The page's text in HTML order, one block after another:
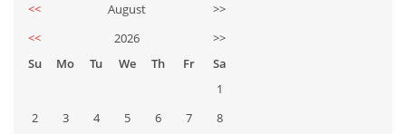
<< August
>>
<<
2026
>>
Su
Mo Tu We Th Fr
Sa
1
2
3 4 5 6 7 8